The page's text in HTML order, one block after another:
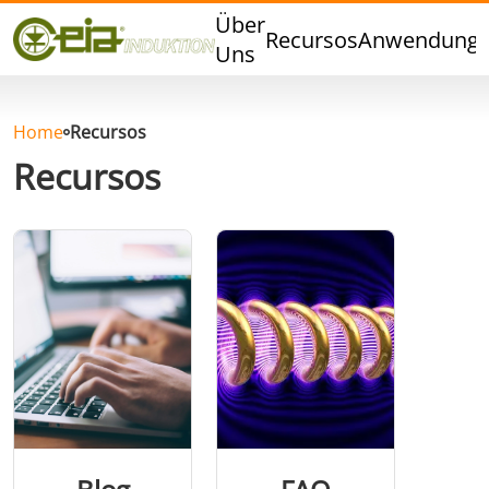
Über
Uns Recursos
Qualität
Veranstaltungen
Hartlöten Weichlöten
Aluminumlöten Verschlussversiegelung
Home Recursos
Recursos